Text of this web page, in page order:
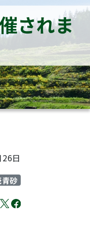
されま
日
砂